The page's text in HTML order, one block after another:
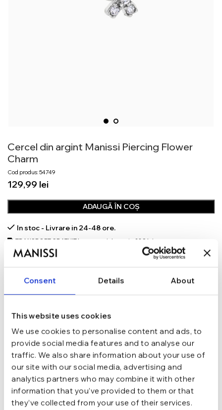
Consent Details About
This website uses cookies
We use cookies to personalise content and ads, to
provide social media features and to analyse our
traffic. We also share information about your use of
our site with our social media, advertising and
analytics partners who may combine it with other
information that you’ve provided to them or that
they’ve collected from your use of their services.
Cercel din argint Manissi Piercing Flower
Charm
Cod produs: 54749
lei
ADAUGĂ ÎN COȘ
In stoc - Livrare in 24-48 ore.
TRANSPORT GRATUIT la comenzi de peste 289 lei
SCHIMB/RETUR RAPID in 48 h
GARANTIE DE CONFORMITATE Cumperi fara griji
MATERIAL Argint 925
CULOARE
INCHIDERE Tija si biluta
LUNGIME TIJA